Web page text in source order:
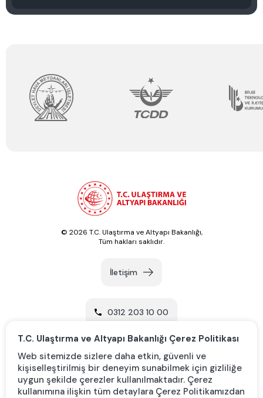
KVKK
Yol Tarifi Al
0312 203 10 00
İletişim
© 2026 T.C. Ulaştırma ve Altyapı Bakanlığı,
Tüm hakları saklıdır.
T.C. Ulaştırma ve Altyapı Bakanlığı Çerez Politikası
Web sitemizde sizlere daha etkin, güvenli ve
kişiselleştirilmiş bir deneyim sunabilmek için gizliliğe
uygun şekilde çerezler kullanılmaktadır. Çerez
kullanımına ilişkin tüm detaylara Çerez Politikamızdan